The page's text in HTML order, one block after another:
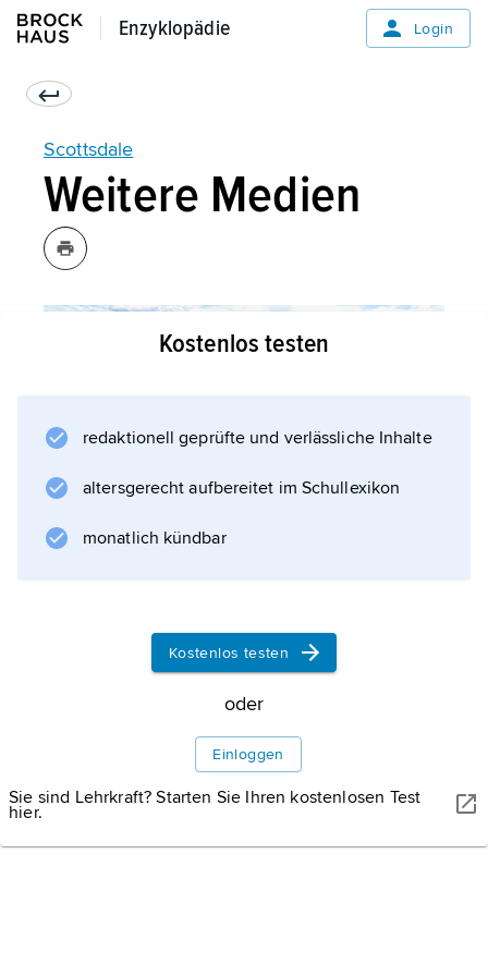
Enzyklopädie
Enzyklopädie Login
Scottsdale
Weitere Medien
Scottsdale in der Nähe von Phoenix, Arizona, gilt als das
Golfmekka in den USA. Über 200 Plätze warten hier auf Spieler.
Kostenlos testen
redaktionell geprüfte und verlässliche Inhalte
altersgerecht aufbereitet im Schullexikon
monatlich kündbar
Kostenlos testen
oder
Einloggen
Sie sind Lehrkraft? Starten Sie Ihren kostenlosen Test
hier.